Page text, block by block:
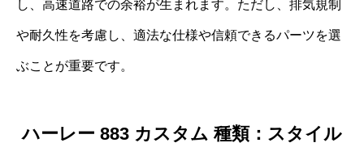
し、高速道路での余裕が生まれます。ただし、排気規制
や耐久性を考慮し、適法な仕様や信頼できるパーツを選
ぶことが重要です。
ハーレー 883 カスタム 種類：スタイル